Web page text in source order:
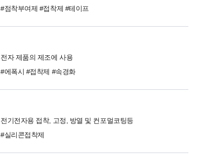
#점착부여제 #접착제 #테이프
전자 제품의 제조에 사용
#에폭시 #접착제 #속경화
전기전자용 접착, 고정, 방열 및 컨포멀코팅등
#실리콘접착제